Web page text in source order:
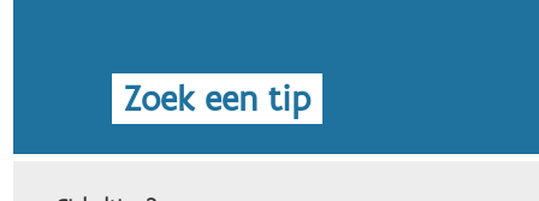
Zoek een tip